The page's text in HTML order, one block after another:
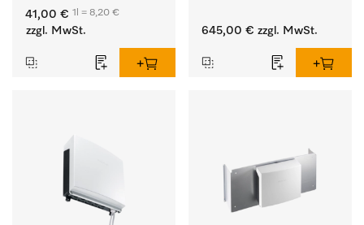
für eine langfristige
Geschmeidigkeit der
41,00 € 1l = 8,20 €
zzgl. MwSt.
Waschmaschine und
645,00 € zzgl. MwSt.